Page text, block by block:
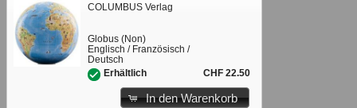
COLUMBUS Verlag
Globus (Non)
Englisch / Französisch /
Deutsch
Erhältlich
CHF 22.50
In den Warenkorb